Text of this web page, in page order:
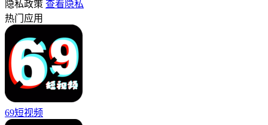
隐私政策 查看隐私
热门应用
69短视频